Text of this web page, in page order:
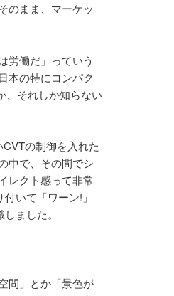
のまま、マーケッ
労働だ」っていう
本の特にコンパク
、それしか知らない
の制御を入れた
中で、その間でシ
レクト感って非常
いて「ワーン!」
ました。
間」とか「景色が